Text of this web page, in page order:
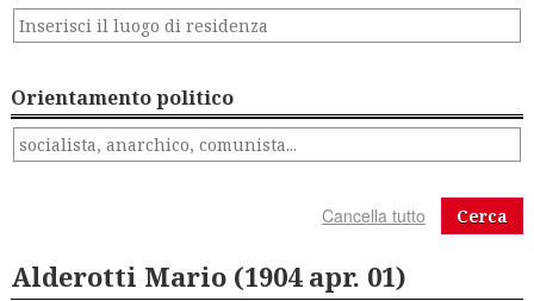
Orientamento politico
Cerca
Alderotti Mario (1904 apr. 01)